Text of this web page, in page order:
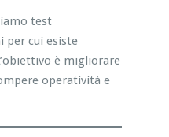
test
per cui esiste
è migliorare
operatività e